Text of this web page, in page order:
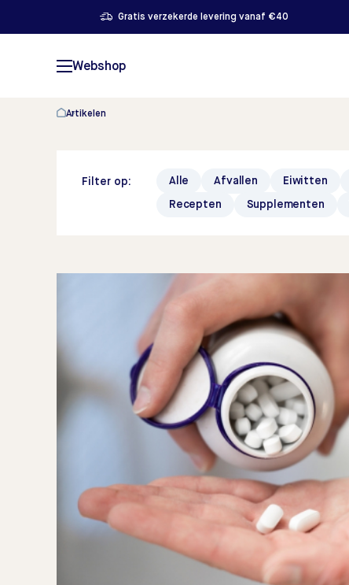
Gratis verzekerde levering vanaf €40
Webshop
Artikelen
Filter op: Alle Afvallen Eiwitten
Recepten Supplementen